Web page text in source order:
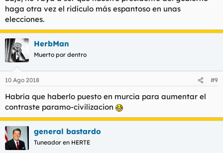
haga otra vez el ridículo más espantoso en unas
elecciones.
HerbMan
Muerto por dentro
10 Ago 2018 #9
Habría que haberlo puesto en murcia para aumentar el
contraste paramo-civilizacion
general bastardo
Tuneador en HERTE